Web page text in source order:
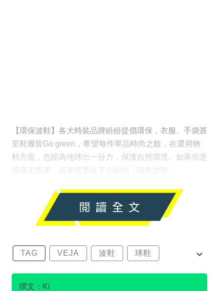
【環保波鞋】各大時裝品牌紛紛提倡環保，衣服、手袋甚
至鞋履皆Go green，希望每件單品時尚之餘，在選用物
料方面，也能為地球出一分力，保護自然環境。如果你是
環保主義者，就要留意以下介紹的「綠色波鞋」。
TAG VEJA 波鞋 球鞋
環保波鞋
撰文：Ki